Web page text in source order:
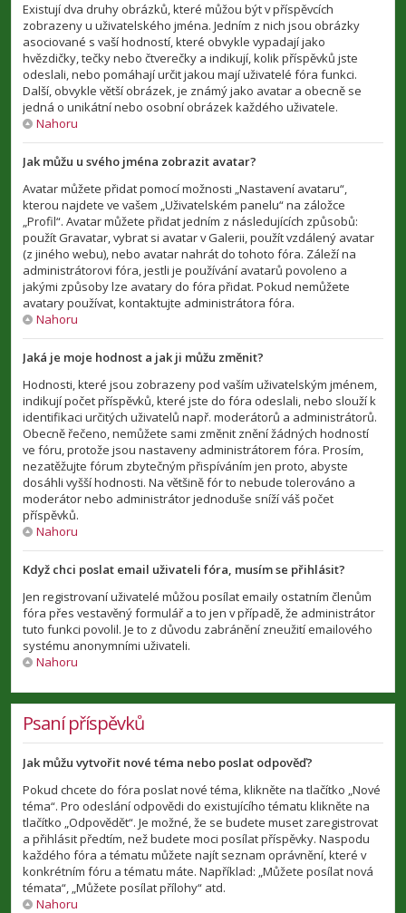
Existují dva druhy obrázků, které můžou být v příspěvcích
zobrazeny u uživatelského jména. Jedním z nich jsou obrázky
asociované s vaší hodností, které obvykle vypadají jako
hvězdičky, tečky nebo čtverečky a indikují, kolik příspěvků jste
odeslali, nebo pomáhají určit jakou mají uživatelé fóra funkci.
Další, obvykle větší obrázek, je známý jako avatar a obecně se
jedná o unikátní nebo osobní obrázek každého uživatele.
Nahoru
Jak můžu u svého jména zobrazit avatar?
Avatar můžete přidat pomocí možnosti „Nastavení avataru“,
kterou najdete ve vašem „Uživatelském panelu“ na záložce
„Profil“. Avatar můžete přidat jedním z následujících způsobů:
použít Gravatar, vybrat si avatar v Galerii, použít vzdálený avatar
(z jiného webu), nebo avatar nahrát do tohoto fóra. Záleží na
administrátorovi fóra, jestli je používání avatarů povoleno a
jakými způsoby lze avatary do fóra přidat. Pokud nemůžete
avatary používat, kontaktujte administrátora fóra.
Nahoru
Jaká je moje hodnost a jak ji můžu změnit?
Hodnosti, které jsou zobrazeny pod vaším uživatelským jménem,
indikují počet příspěvků, které jste do fóra odeslali, nebo slouží k
identifikaci určitých uživatelů např. moderátorů a administrátorů.
Obecně řečeno, nemůžete sami změnit znění žádných hodností
ve fóru, protože jsou nastaveny administrátorem fóra. Prosím,
nezatěžujte fórum zbytečným přispíváním jen proto, abyste
dosáhli vyšší hodnosti. Na většině fór to nebude tolerováno a
moderátor nebo administrátor jednoduše sníží váš počet
příspěvků.
Nahoru
Když chci poslat email uživateli fóra, musím se přihlásit?
Jen registrovaní uživatelé můžou posílat emaily ostatním členům
fóra přes vestavěný formulář a to jen v případě, že administrátor
tuto funkci povolil. Je to z důvodu zabránění zneužití emailového
systému anonymními uživateli.
Nahoru
Psaní příspěvků
Jak můžu vytvořit nové téma nebo poslat odpověď?
Pokud chcete do fóra poslat nové téma, klikněte na tlačítko „Nové
téma“. Pro odeslání odpovědi do existujícího tématu klikněte na
tlačítko „Odpovědět“. Je možné, že se budete muset zaregistrovat
a přihlásit předtím, než budete moci posílat příspěvky. Naspodu
každého fóra a tématu můžete najít seznam oprávnění, které v
konkrétním fóru a tématu máte. Například: „Můžete posílat nová
témata“, „Můžete posílat přílohy“ atd.
Nahoru